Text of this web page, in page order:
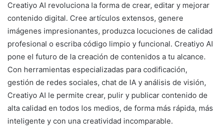
Creatiyo AI revoluciona la forma de crear, editar y mejorar
contenido digital. Cree artículos extensos, genere
imágenes impresionantes, produzca locuciones de calidad
profesional o escriba código limpio y funcional. Creatiyo AI
pone el futuro de la creación de contenidos a tu alcance.
Con herramientas especializadas para codificación,
gestión de redes sociales, chat de IA y análisis de visión,
Creatiyo AI le permite crear, pulir y publicar contenido de
alta calidad en todos los medios, de forma más rápida, más
inteligente y con una creatividad incomparable.